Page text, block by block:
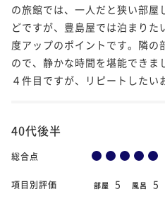
の旅館では、一人だと狭い部屋
どですが、豊島屋では泊まり
度アップのポイントです。隣の
ので、静かな時間を堪能できま
４件目ですが、リピートしたい
40代後半
総合点
項目別評価 部屋 5 風呂 5